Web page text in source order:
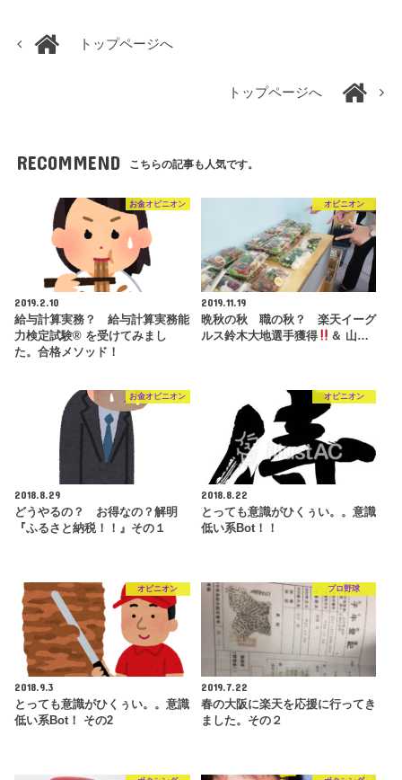
トップページへ
トップページへ
RECOMMEND こちらの記事も人気です。
お金オピニオン
2019.2.10
給与計算実務？ 給与計算実務能
力検定試験® を受けてみまし
た。合格メソッド！
オピニオン
2019.11.19
晩秋の秋 職の秋？ 楽天イーグ
ルス鈴木大地選手獲得
＆ 山…
お金オピニオン
2018.8.29
どうやるの？ お得なの？解明
『ふるさと納税！！』その１
オピニオン
2018.8.22
とっても意識がひくぅい。。意識
低い系Bot！！
オピニオン
2018.9.3
とっても意識がひくぅい。。意識
低い系Bot！ その2
プロ野球
2019.7.22
春の大阪に楽天を応援に行ってき
ました。その２